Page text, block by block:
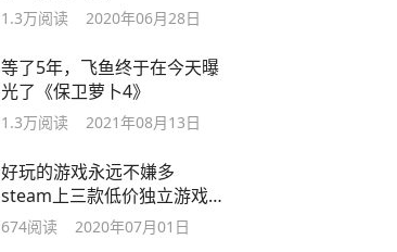
1.3万阅读 2020年06月28日
等了5年，飞鱼终于在今天曝
光了《保卫萝卜4》
1.3万阅读 2021年08月13日
好玩的游戏永远不嫌多
steam上三款低价独立游戏推
荐
674阅读 2020年07月01日